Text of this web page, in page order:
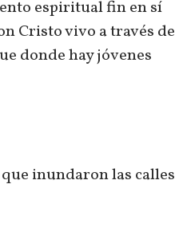
espiritual fin en sí
Cristo vivo a través de
donde hay jóvenes
inundaron las calles